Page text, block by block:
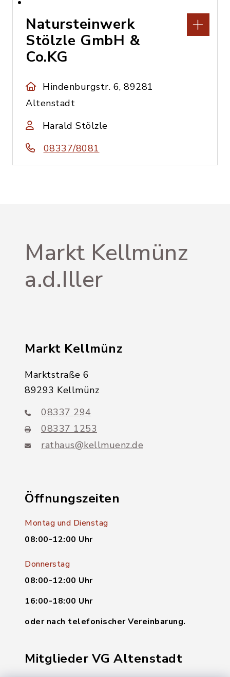
Natursteinwerk
Stölzle GmbH &
Co.KG
Hindenburgstr. 6, 89281
Altenstadt
Harald Stölzle
08337/8081
Markt Kellmünz
a.d.Iller
Markt Kellmünz
Marktstraße 6
89293 Kellmünz
08337 294
08337 1253
rathaus@kellmuenz.de
Öffnungszeiten
Montag und Dienstag
08:00-12:00 Uhr
Donnerstag
08:00-12:00 Uhr
16:00-18:00 Uhr
oder nach telefonischer Vereinbarung.
Mitglieder VG Altenstadt